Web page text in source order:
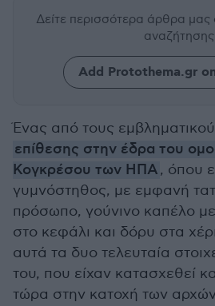
Δείτε περισσότερα άρθρα μας
αναζήτησης
Add Protothema.gr
Ένας από τους
επίθεσης στην έδρα του
Κογκρέσου των ΗΠΑ, όπου
γυμνόστηθος, με εμφανή
πρόσωπο, γούνινο καπέλο
στο κεφάλι και δόρυ στα
αυτά τα δυο τελευταία
του, που είχαν κατασχεθεί
τώρα στην κατοχή των